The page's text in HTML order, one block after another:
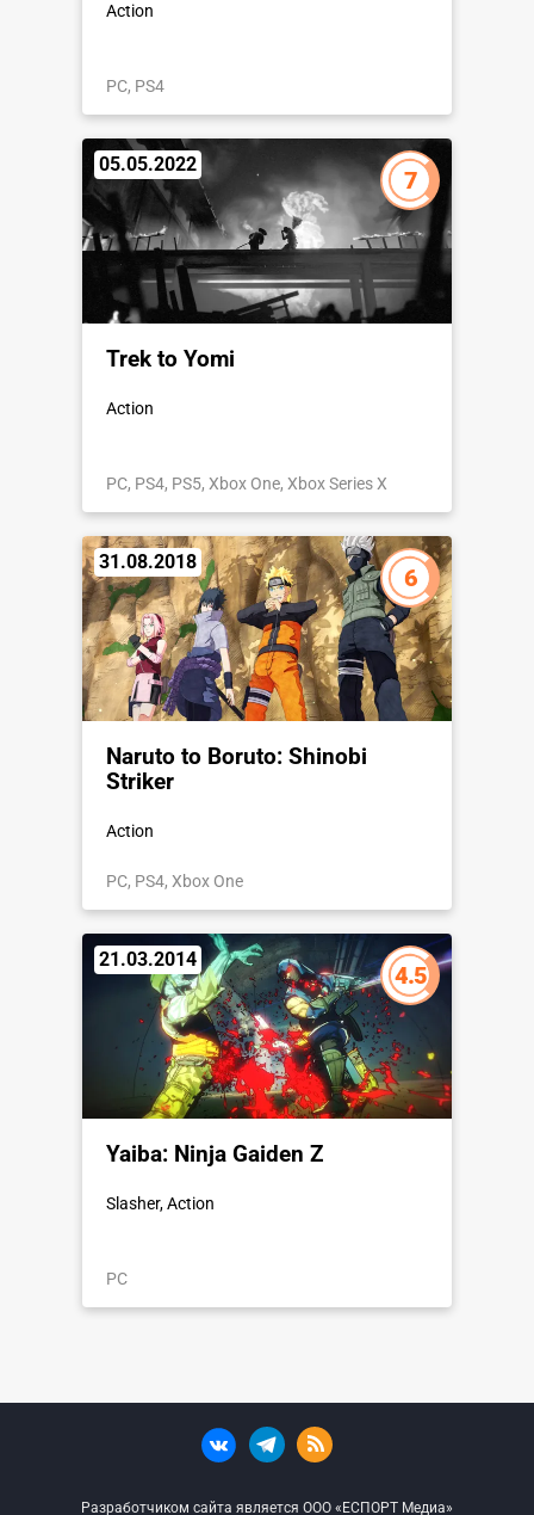
Action
PC, PS4
05.05.2022
7
Trek to Yomi
Action
PC, PS4, PS5, Xbox One, Xbox Series X
31.08.2018
6
Naruto to Boruto: Shinobi
Striker
Action
PC, PS4, Xbox One
21.03.2014
4.5
Yaiba: Ninja Gaiden Z
Slasher, Action
PC
Разработчиком сайта является ООО «ЕСПОРТ Медиа»